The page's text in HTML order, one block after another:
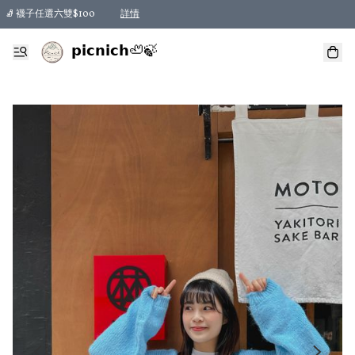
🧦 襪子任選六雙$100 詳情
𝗽𝗶𝗰𝗻𝗶𝗰𝗵🦥🍃